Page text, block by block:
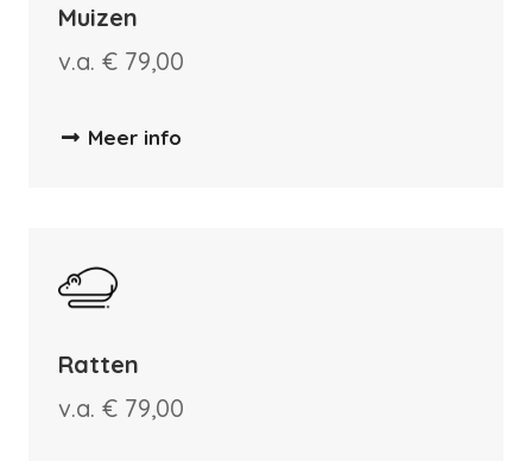
Muizen
v.a. € 79,00
Meer info
Ratten
v.a. € 79,00